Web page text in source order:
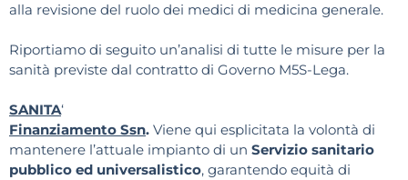
alla revisione del ruolo dei medici di medicina generale.
Riportiamo di seguito un’analisi di tutte le misure per la
sanità previste dal contratto di Governo M5S-Lega.
SANITA‘
Finanziamento Ssn. Viene qui esplicitata la volontà di
mantenere l’attuale impianto di un Servizio sanitario
pubblico ed universalistico, garantendo equità di